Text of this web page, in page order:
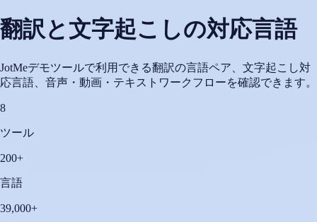
翻訳と文字起こしの対応言語
JotMeデモツールで利用できる翻訳の言語ペア、文字起こし対
応言語、音声・動画・テキストワークフローを確認できます。
8
ツール
200+
言語
39,000+